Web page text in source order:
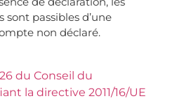
passibles d’une
non déclaré.
du Conseil du
la directive 2011/16/UE